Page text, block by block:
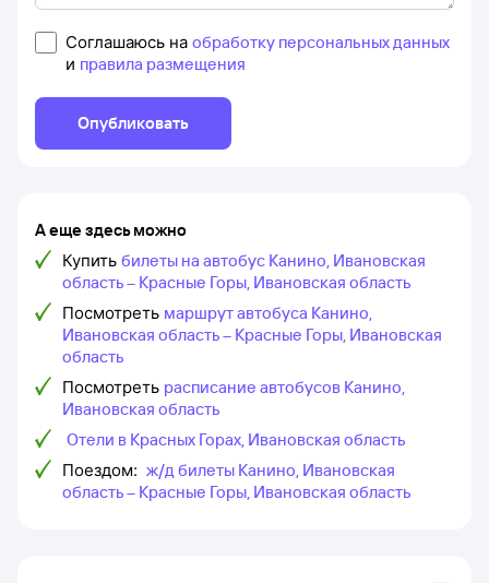
Соглашаюсь на обработку персональных данных
и правила размещения
Опубликовать
А еще здесь можно
Купить билеты на автобус Канино, Ивановская
область – Красные Горы, Ивановская область
Посмотреть маршрут автобуса Канино,
Ивановская область – Красные Горы, Ивановская
область
Посмотреть расписание автобусов Канино,
Ивановская область
Отели в Красных Горах, Ивановская область
Поездом: ж/д билеты Канино, Ивановская
область – Красные Горы, Ивановская область